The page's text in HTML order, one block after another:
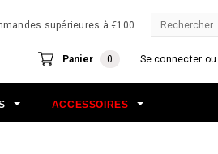
supérieures à €100
Se connecter ou
Panier 0
ACCESSOIRES